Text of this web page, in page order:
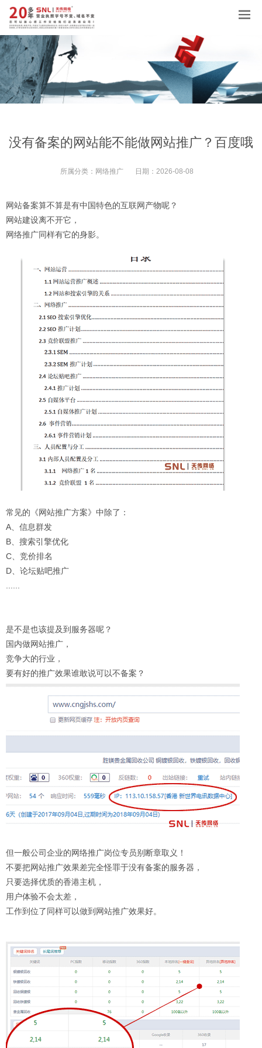
没有备案的网站能不能做网站推广？百度哦
所属分类： 网络推广 日期： 2026-08-08
网站备案算不算是有中国特色的互联网产物呢？
网站建设离不开它，
网络推广同样有它的身影。
常见的《网站推广方案》中除了：
A、信息群发
B、搜索引擎优化
C、竞价排名
D、论坛贴吧推广
是不是也该提及到服务器呢？
国内做网站推广，
竞争大的行业，
要有好的推广效果谁敢说可以不备案？
但一般公司企业的网络推广岗位专员别断章取义！
不要把网站推广效果差完全怪罪于没有备案的服务器，
只要选择优质的香港主机，
用户体验不会太差，
工作到位了同样可以做到网站推广效果好。